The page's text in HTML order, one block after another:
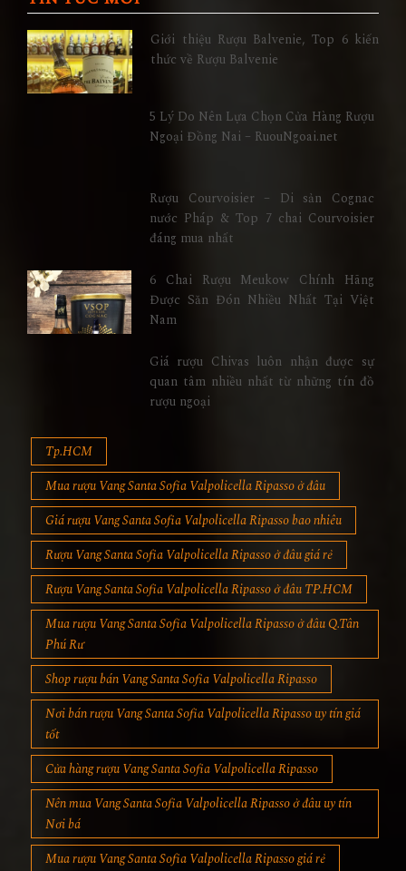
Giới thiệu Rượu Balvenie, Top 6 kiến
thức về Rượu Balvenie
5 Lý Do Nên Lựa Chọn Cửa Hàng Rượu
Ngoại Đồng Nai – RuouNgoai.net
Rượu Courvoisier – Di sản Cognac
nước Pháp & Top 7 chai Courvoisier
đáng mua nhất
6 Chai Rượu Meukow Chính Hãng
Được Săn Đón Nhiều Nhất Tại Việt
Nam
Giá rượu Chivas luôn nhận được sự
quan tâm nhiều nhất từ những tín đồ
rượu ngoại
Tp.HCM
Mua rượu Vang Santa Sofia Valpolicella Ripasso ở đâu
Giá rượu Vang Santa Sofia Valpolicella Ripasso bao nhiêu
Rượu Vang Santa Sofia Valpolicella Ripasso ở đâu giá rẻ
Rượu Vang Santa Sofia Valpolicella Ripasso ở đâu TP.HCM
Mua rượu Vang Santa Sofia Valpolicella Ripasso ở đâu Q.Tân
Phú Rư
Shop rượu bán Vang Santa Sofia Valpolicella Ripasso
Nơi bán rượu Vang Santa Sofia Valpolicella Ripasso uy tín giá
tốt
Cửa hàng rượu Vang Santa Sofia Valpolicella Ripasso
Nên mua Vang Santa Sofia Valpolicella Ripasso ở đâu uy tín
Nơi bá
Mua rượu Vang Santa Sofia Valpolicella Ripasso giá rẻ